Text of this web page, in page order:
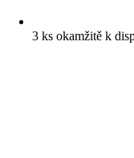
3 ks okamžitě k